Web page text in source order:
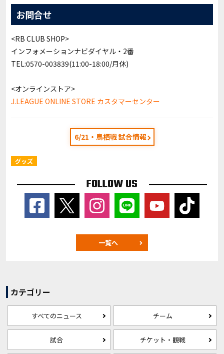
お問合せ
<RB CLUB SHOP>
インフォメーションナビダイヤル・2番
TEL:0570-003839(11:00-18:00/月休)
<オンラインストア>
J.LEAGUE ONLINE STORE カスタマーセンター
6/21・鳥栖戦 試合情報
グッズ
FOLLOW US
一覧へ
カテゴリー
すべてのニュース チーム
試合 チケット・観戦